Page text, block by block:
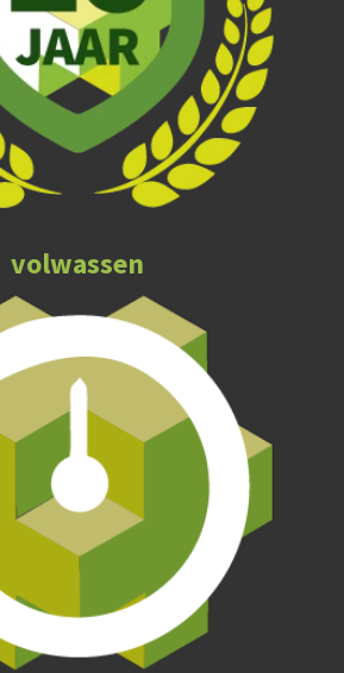
volwassen